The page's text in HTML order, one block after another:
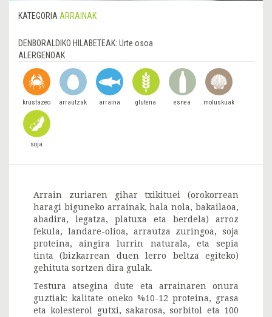
KATEGORIAARRAINAK
DENBORALDIKO HILABETEAK: Urte osoa
ALERGENOAK
krustazeo arrautzak arraina glutena esnea moluskuak
soja
Arrain zuriaren gihar txikituei (orokorrean
haragi biguneko arrainak, hala nola, bakailaoa,
abadira, legatza, platuxa eta berdela) arroz
fekula, landare-olioa, arrautza zuringoa, soja
proteina, aingira lurrin naturala, eta sepia
tinta (bizkarrean duen lerro beltza egiteko)
gehituta sortzen dira gulak.
Testura atsegina dute eta arrainaren onura
guztiak: kalitate oneko %10-12 proteina, grasa
eta kolesterol gutxi, sakarosa, sorbitol eta 100